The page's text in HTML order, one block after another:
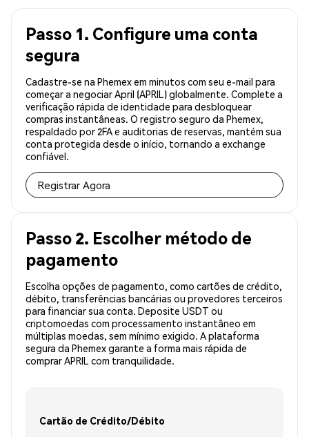
Passo 1. Configure uma conta
segura
Cadastre-se na Phemex em minutos com seu e-mail para
começar a negociar April (APRIL) globalmente. Complete a
verificação rápida de identidade para desbloquear
compras instantâneas. O registro seguro da Phemex,
respaldado por 2FA e auditorias de reservas, mantém sua
conta protegida desde o início, tornando a exchange
confiável.
Registrar Agora
Passo 2. Escolher método de
pagamento
Escolha opções de pagamento, como cartões de crédito,
débito, transferências bancárias ou provedores terceiros
para financiar sua conta. Deposite USDT ou
criptomoedas com processamento instantâneo em
múltiplas moedas, sem mínimo exigido. A plataforma
segura da Phemex garante a forma mais rápida de
comprar APRIL com tranquilidade.
Cartão de Crédito/Débito